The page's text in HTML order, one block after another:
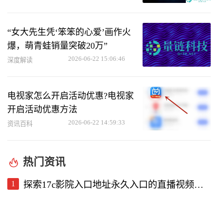
“女大先生凭‘笨笨的心爱’画作火
爆，萌青蛙销量突破20万”
深度解读 2026-06-22 15:06:46
电视家怎么开启活动优惠?电视家
开启活动优惠方法
资讯百科 2026-06-22 14:59:33
热门资讯
1 探索17c影院入口地址永久入口的直播视频软件使用体验